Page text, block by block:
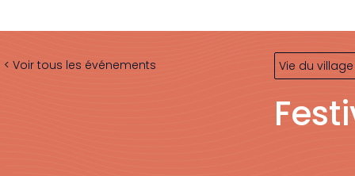
< Voir tous les événements Vie du village